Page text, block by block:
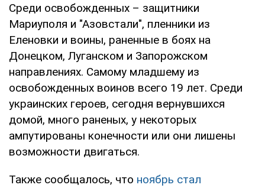
Среди освобожденных – защитники
Мариуполя и "Азовстали", пленники из
Еленовки и воины, раненные в боях на
Донецком, Луганском и Запорожском
направлениях. Самому младшему из
освобожденных воинов всего 19 лет. Среди
украинских героев, сегодня вернувшихся
домой, много раненых, у некоторых
ампутированы конечности или они лишены
возможности двигаться.
Также сообщалось, что ноябрь стал